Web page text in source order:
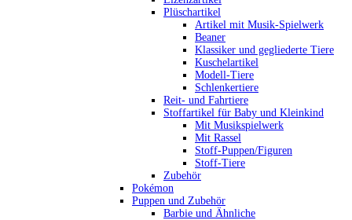
Plüschartikel
Artikel mit Musik-Spielwerk
Beaner
Klassiker und gegliederte Tiere
Kuschelartikel
Modell-Tiere
Schlenkertiere
Reit- und Fahrtiere
Stoffartikel für Baby und Kleinkind
Mit Musikspielwerk
Mit Rassel
Stoff-Puppen/Figuren
Stoff-Tiere
Zubehör
Pokémon
Puppen und Zubehör
Barbie und Ähnliche